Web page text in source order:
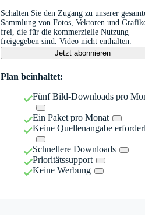
Schalten Sie den Zugang zu unserer
Sammlung von Fotos, Vektoren und
frei, die für die kommerzielle Nutzung
freigegeben sind. Video nicht enthalten.
Jetzt abonnieren
Plan beinhaltet:
Fünf Bild-Downloads pro
Ein Paket pro Monat
Keine Quellenangabe
Schnellere Downloads
Prioritätssupport
Keine Werbung